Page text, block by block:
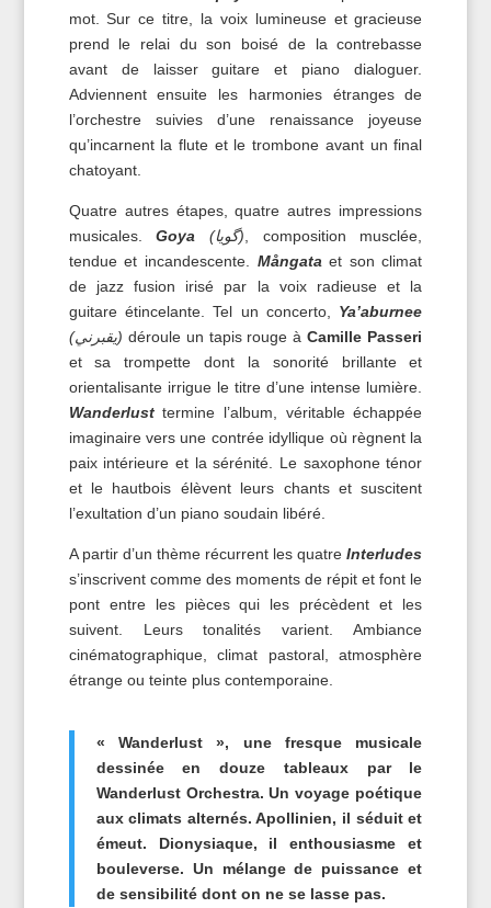
mot. Sur ce titre, la voix lumineuse et gracieuse
prend le relai du son boisé de la contrebasse
avant de laisser guitare et piano dialoguer.
Adviennent ensuite les harmonies étranges de
l’orchestre suivies d’une renaissance joyeuse
qu’incarnent la flute et le trombone avant un final
chatoyant.
Quatre autres étapes, quatre autres impressions
musicales.Goya (گویا) , composition musclée,
tendue et incandescente. Mångata et son climat
de jazz fusion irisé par la voix radieuse et la
guitare étincelante. Tel un concerto, Ya’aburnee
(يقبرني) déroule un tapis rouge àCamille Passeri
et sa trompette dont la sonorité brillante et
orientalisante irrigue le titre d’une intense lumière.
Wanderlusttermine l’album, véritable échappée
imaginaire vers une contrée idyllique où règnent la
paix intérieure et la sérénité. Le saxophone ténor
et le hautbois élèvent leurs chants et suscitent
l’exultation d’un piano soudain libéré.
A partir d’un thème récurrent les quatre Interludes
s’inscrivent comme des moments de répit et font le
pont entre les pièces qui les précèdent et les
suivent. Leurs tonalités varient. Ambiance
cinématographique, climat pastoral, atmosphère
étrange ou teinte plus contemporaine.
« Wanderlust », une fresque musicale
dessinée en douze tableaux par le
Wanderlust Orchestra. Un voyage poétique
aux climats alternés. Apollinien, il séduit et
émeut. Dionysiaque, il enthousiasme et
bouleverse. Un mélange de puissance et
de sensibilité dont on ne se lasse pas.